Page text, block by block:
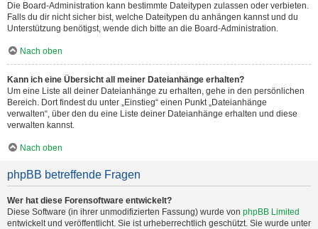
Die Board-Administration kann bestimmte Dateitypen zulassen oder verbieten.
Falls du dir nicht sicher bist, welche Dateitypen du anhängen kannst und du
Unterstützung benötigst, wende dich bitte an die Board-Administration.
Nach oben
Kann ich eine Übersicht all meiner Dateianhänge erhalten?
Um eine Liste all deiner Dateianhänge zu erhalten, gehe in den persönlichen
Bereich. Dort findest du unter „Einstieg“ einen Punkt „Dateianhänge
verwalten“, über den du eine Liste deiner Dateianhänge erhalten und diese
verwalten kannst.
Nach oben
phpBB betreffende Fragen
Wer hat diese Forensoftware entwickelt?
Diese Software (in ihrer unmodifizierten Fassung) wurde von phpBB Limited
entwickelt und veröffentlicht. Sie ist urheberrechtlich geschützt. Sie wurde unter